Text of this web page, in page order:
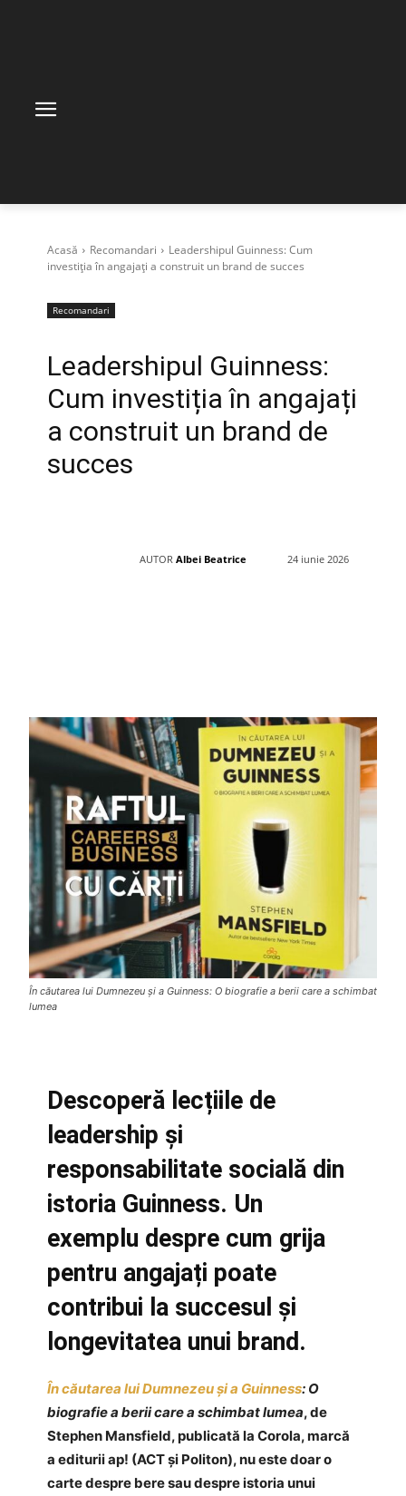
Acasă Recomandari
Leadershipul Guinness: Cum
investiția în angajați a construit un brand de succes
Recomandari
Leadershipul Guinness:
Cum investiția în angajați
a construit un brand de
succes
AUTOR Albei Beatrice 24 iunie 2026
În căutarea lui Dumnezeu și a Guinness: O biografie a berii care a schimbat
lumea
Descoperă lecțiile de
leadership și
responsabilitate socială din
istoria Guinness. Un
exemplu despre cum grija
pentru angajați poate
contribui la succesul și
longevitatea unui brand.
În căutarea lui Dumnezeu și a Guinness: O
biografie a berii care a schimbat lumea, de
Stephen Mansfield, publicată la Corola, marcă
a editurii ap! (ACT și Politon), nu este doar o
carte despre bere sau despre istoria unui